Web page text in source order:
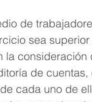
de
sea superior
la
de
cada uno de